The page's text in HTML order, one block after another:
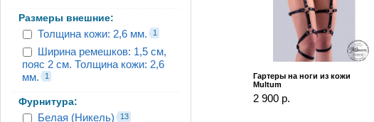
Размеры внешние:
Толщина кожи: 2,6 мм. 1
Ширина ремешков: 1,5 см,
пояс 2 см. Толщина кожи: 2,6
мм.
1
Фурнитура:
Белая (Никель) 13
Гартеры на ноги из кожи
Multum
2 900 р.